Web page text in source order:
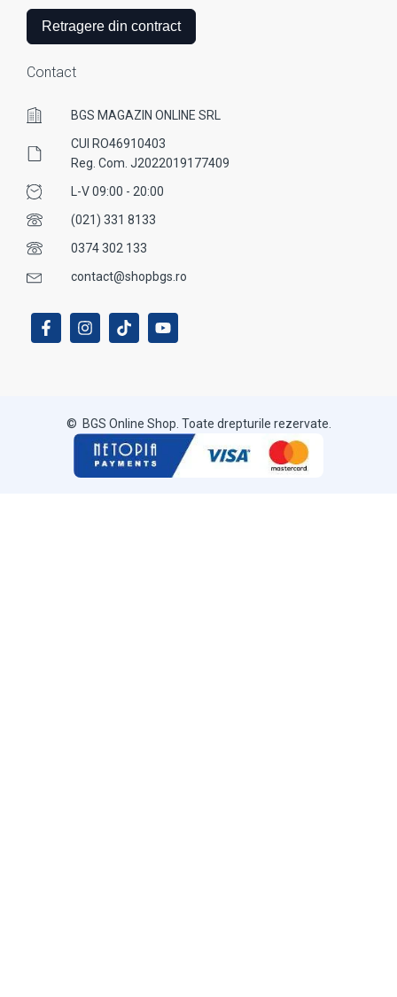
Retragere din contract
Contact
BGS MAGAZIN ONLINE SRL
CUI RO46910403
Reg. Com. J2022019177409
L-V 09:00 - 20:00
(021) 331 8133
0374 302 133
contact@shopbgs.ro
© BGS Online Shop. Toate drepturile rezervate.